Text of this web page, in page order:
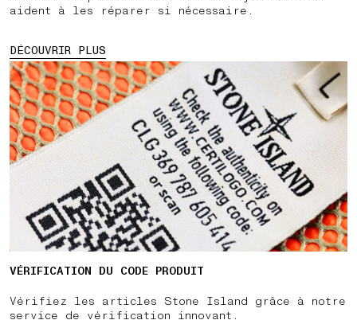
aident à les réparer si nécessaire.
DÉCOUVRIR PLUS
VÉRIFICATION DU CODE PRODUIT
Vérifiez les articles Stone Island grâce à notre
service de vérification innovant.